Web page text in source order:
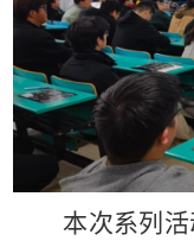
本次系列